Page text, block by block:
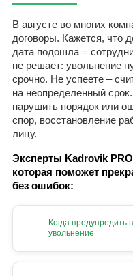
В августе во многих
договоры. Кажется, что
дата подошла =
не решает: увольнение
срочно. Не успеете –
на неопределенный
нарушить порядок или
спор, восстановление
лицу.
Эксперты Kadrovik
которая поможет
без ошибок:
Когда предупредить
увольнение